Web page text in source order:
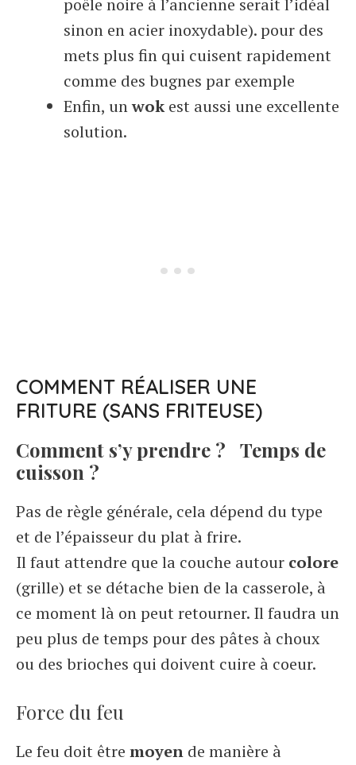
poêle noire à l’ancienne serait l’idéal
sinon en acier inoxydable). pour des
mets plus fin qui cuisent rapidement
comme des bugnes par exemple
Enfin, unwokest aussi une excellente
solution.
COMMENT RÉALISER UNE
FRITURE (SANS FRITEUSE)
Comment s’y prendre ? Temps de
cuisson ?
Pas de règle générale, cela dépend du type
et de l’épaisseur du plat à frire.
Il faut attendre que la couche autour colore
(grille) et se détache bien de la casserole, à
ce moment là on peut retourner. Il faudra un
peu plus de temps pour des pâtes à choux
ou des brioches qui doivent cuire à coeur.
Force du feu
Le feu doit être moyen de manière à